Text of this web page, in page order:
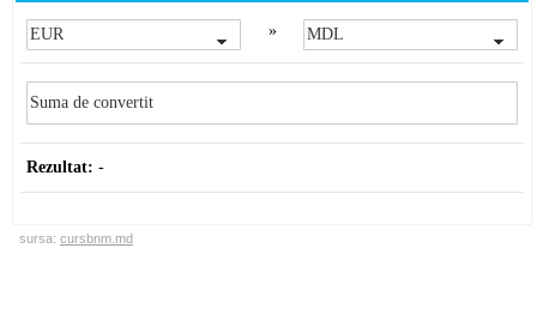
»
Rezultat: -
sursa: cursbnm.md